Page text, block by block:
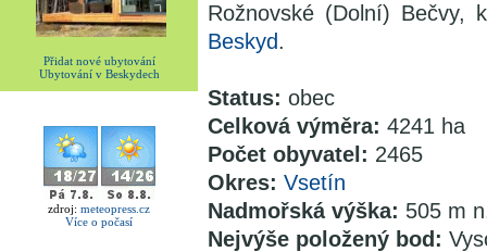
Přidat nové ubytování
Ubytování v Beskydech
zdroj: meteopress.cz
Více o počasí
Rožnovské (Dolní) Bečvy,
Beskyd.
Status: obec
Celková výměra: 4241 ha
Počet obyvatel: 2465
Okres: Vsetín
Nadmořská výška: 505 m
Nejvýše položený bod: